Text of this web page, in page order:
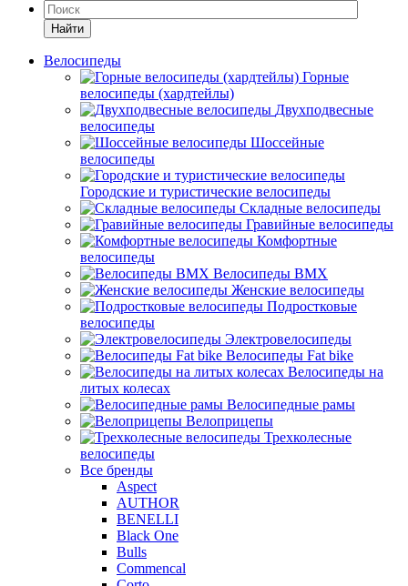
Найти
Велосипеды
Горные
велосипеды (хардтейлы)
Двухподвесные
велосипеды
Шоссейные
велосипеды
Городские и туристические велосипеды
Складные велосипеды
Гравийные велосипеды
Комфортные
велосипеды
Велосипеды BMX
Женские велосипеды
Подростковые
велосипеды
Электровелосипеды
Велосипеды Fat bike
Велосипеды на
литых колесах
Велосипедные рамы
Велоприцепы
Трехколесные
велосипеды
Все бренды
Aspect
AUTHOR
BENELLI
Black One
Bulls
Commencal